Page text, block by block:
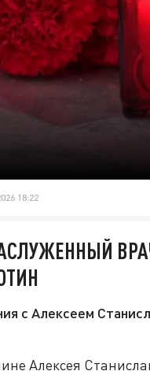
18:22
с Алексеем
Алексея